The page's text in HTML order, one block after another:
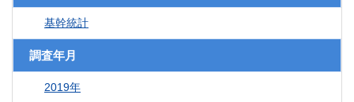
基幹統計
調査年月
2019年